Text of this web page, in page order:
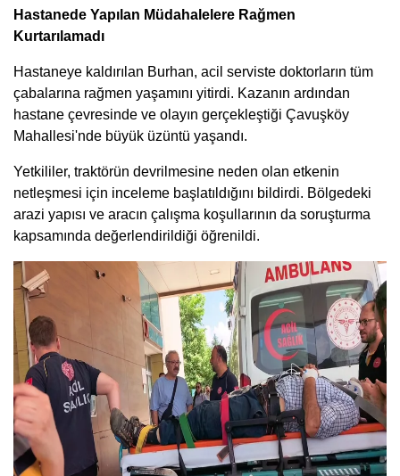
Hastanede Yapılan Müdahalelere Rağmen
Kurtarılamadı
Hastaneye kaldırılan Burhan, acil serviste doktorların tüm
çabalarına rağmen yaşamını yitirdi. Kazanın ardından
hastane çevresinde ve olayın gerçekleştiği Çavuşköy
Mahallesi'nde büyük üzüntü yaşandı.
Yetkililer, traktörün devrilmesine neden olan etkenin
netleşmesi için inceleme başlatıldığını bildirdi. Bölgedeki
arazi yapısı ve aracın çalışma koşullarının da soruşturma
kapsamında değerlendirildiği öğrenildi.